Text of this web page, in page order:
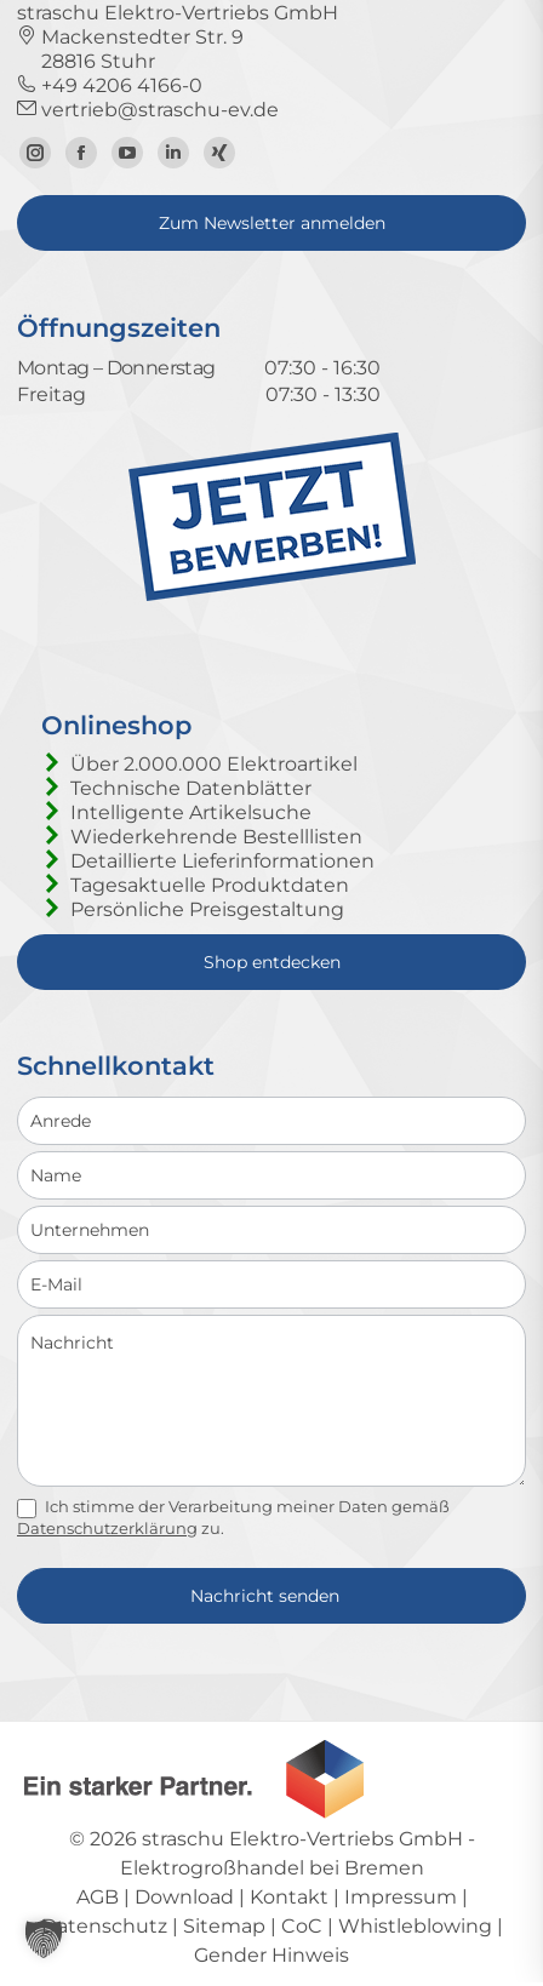
straschu Elektro-Vertriebs GmbH
Mackenstedter Str. 9
28816 Stuhr
+49 4206 4166-0
vertrieb@straschu-ev.de
Zum
Instagram-
Zur
Facebook-
Zum
YouTube-
Kanal
Zum
LinkedIn-
Profil
Zum
Xing-
Profil
Zum Newsletter anmelden
Öffnungszeiten
Montag – Donnerstag
07:30 - 16:30
Freitag
07:30 - 13:30
Onlineshop
Über 2.000.000 Elektroartikel
Technische Datenblätter
Intelligente Artikelsuche
Wiederkehrende Bestelllisten
Detaillierte Lieferinformationen
Tagesaktuelle Produktdaten
Persönliche Preisgestaltung
Shop entdecken
Schnellkontakt
Schnellkontakt
Ich stimme der Verarbeitung meiner Daten gemäß
Datenschutzerklärung zu.
Nachricht senden
© 2026 straschu Elektro-Vertriebs GmbH -
Elektrogroßhandel bei Bremen
AGB | Download | Kontakt | Impressum |
Datenschutz| Sitemap | CoC | Whistleblowing |
Gender Hinweis